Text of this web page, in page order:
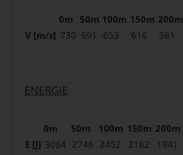
0m
50m 100m 150m 200m
V [m/s] 730 691 653 616 581
ENERGIE
0m 50m 100m 150m 200m
E [J] 3064 2746 2452 2182 1941